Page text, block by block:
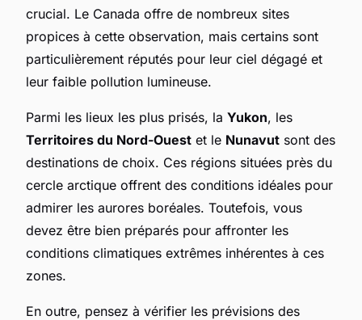
crucial. Le Canada offre de nombreux sites
propices à cette observation, mais certains sont
particulièrement réputés pour leur ciel dégagé et
leur faible pollution lumineuse.
Parmi les lieux les plus prisés, la Yukon, les
Territoires du Nord-Ouest et le Nunavut sont des
destinations de choix. Ces régions situées près du
cercle arctique offrent des conditions idéales pour
admirer les aurores boréales. Toutefois, vous
devez être bien préparés pour affronter les
conditions climatiques extrêmes inhérentes à ces
zones.
En outre, pensez à vérifier les prévisions des